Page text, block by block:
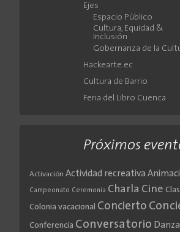
Ejes
Espacio Público
Cultura, Equidad &
Inclusión
Gobernanza de la
Hackearte.ec
Cultura de Barrio
Feria del Libro Cuenca
Próximos
Activación Actividad recreativa
Campeonato Ceremonia Charla Cine
Colonia vacacional Concierto
Conferencia Conversatorio Danza